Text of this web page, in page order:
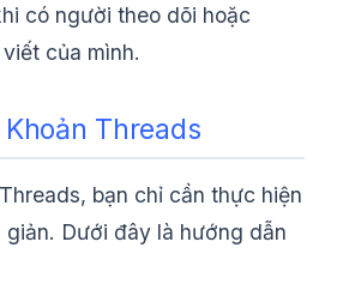
có người theo dõi hoặc
của mình.
Threads
bạn chỉ cần thực hiện
Dưới đây là hướng dẫn